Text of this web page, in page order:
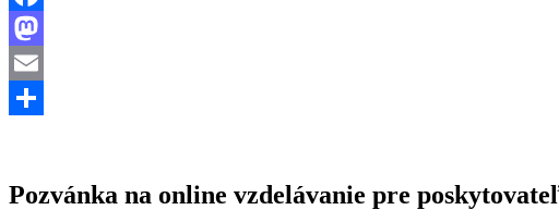
Facebook
Mastodon
Email
Pozvánka na online vzdelávanie pre